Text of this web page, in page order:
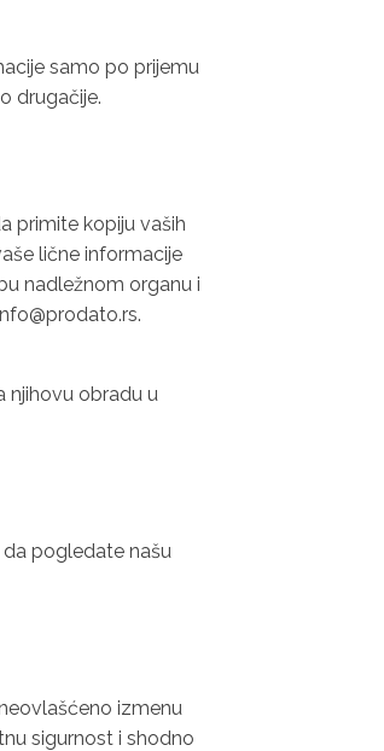
samo po prijemu
drugačije.
primite kopiju vaših
lične informacije
nadležnom organu i
njihovu obradu u
pogledate našu
izmenu
sigurnost i shodno